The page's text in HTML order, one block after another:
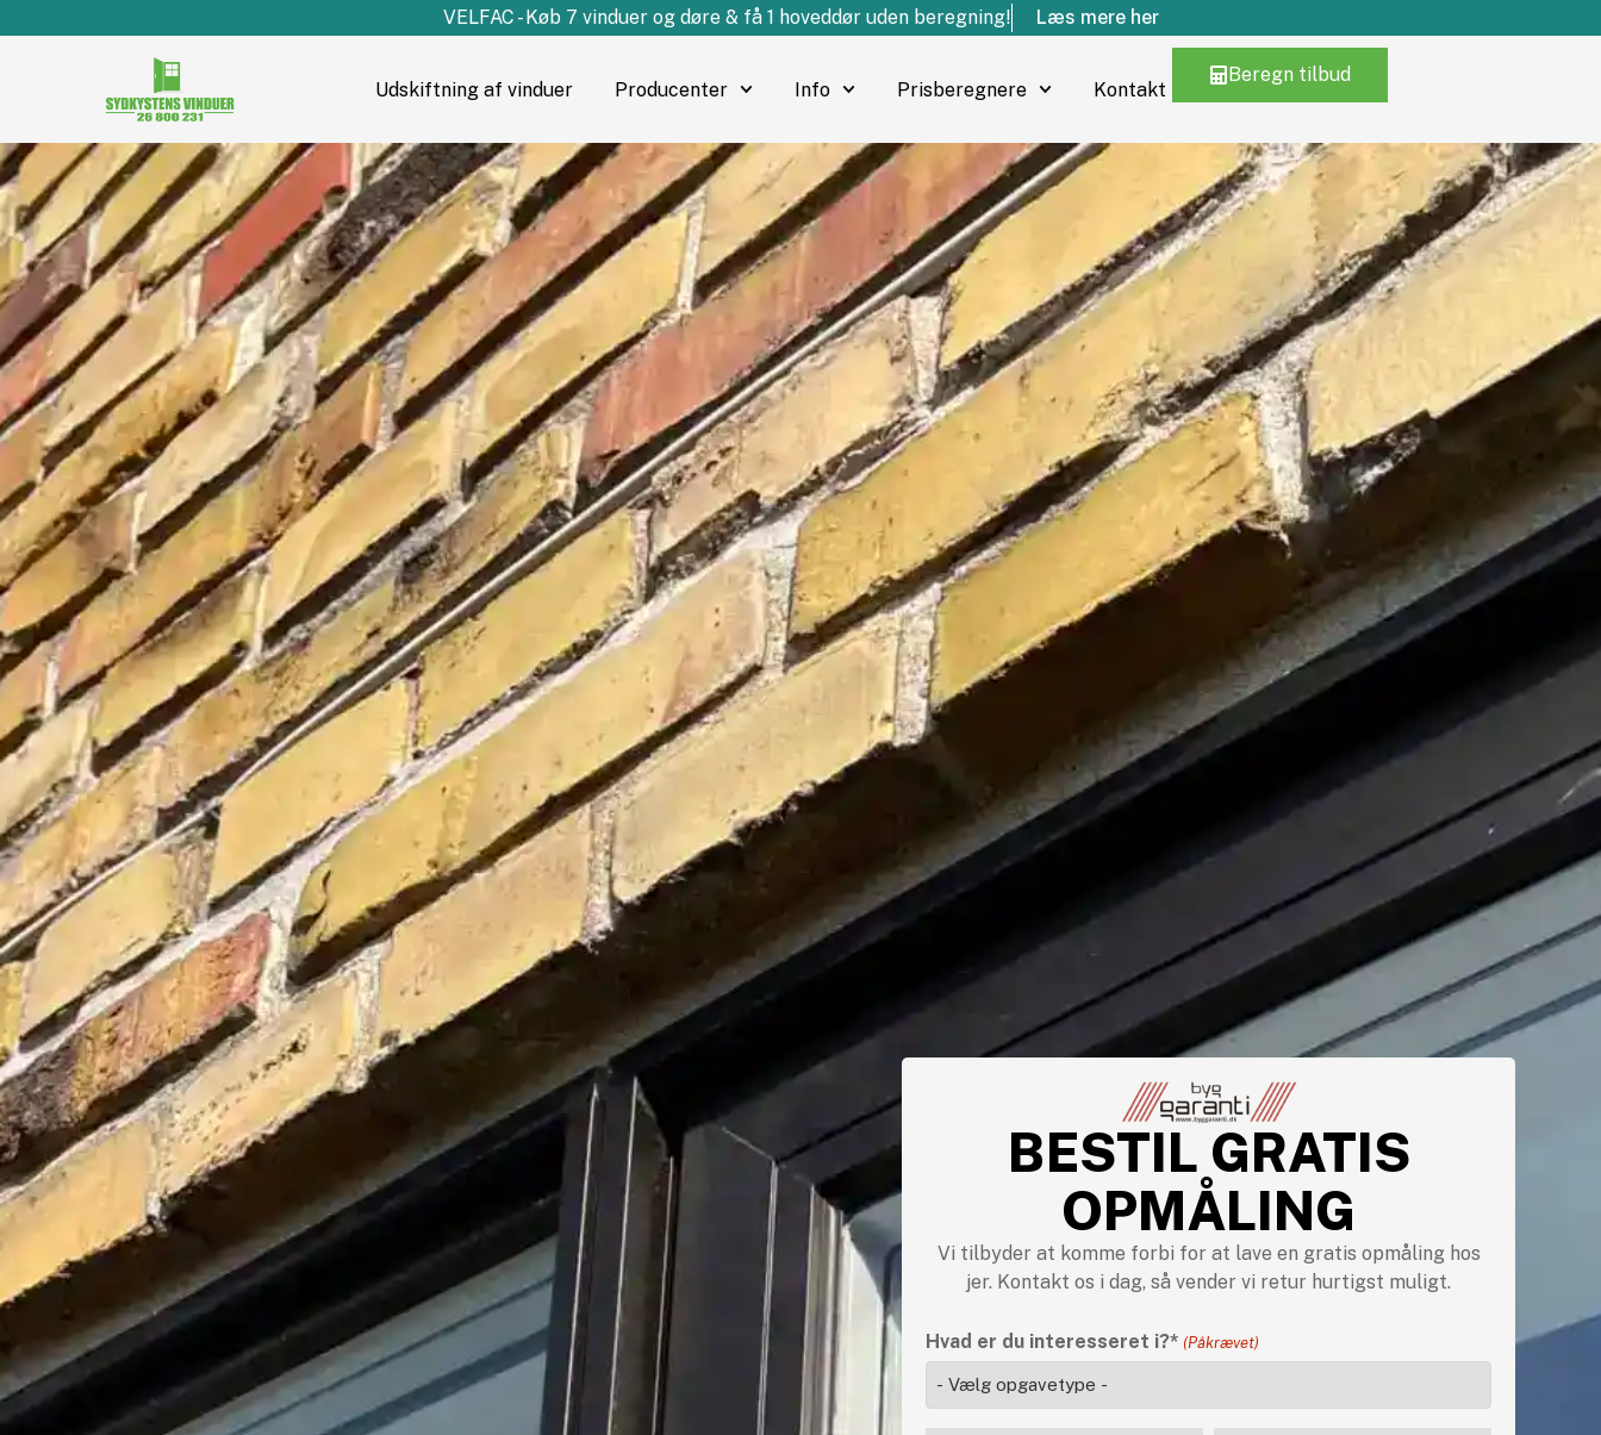
VELFAC - Køb 7 vinduer og døre & få 1 hoveddør uden beregning! Læs mere her
Udskiftning af vinduer Producenter Info Prisberegnere Kontakt
Beregn tilbud
BESTIL GRATIS
OPMÅLING
Vi tilbyder at komme forbi for at lave en gratis opmåling hos
jer. Kontakt os i dag, så vender vi retur hurtigst muligt.
Hvad er du interesseret i?* (Påkrævet)